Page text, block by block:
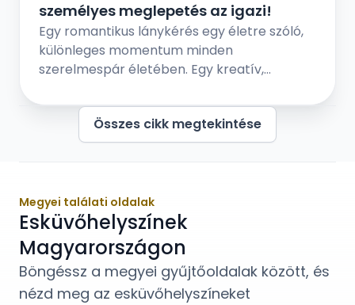
személyes meglepetés az igazi!
Egy romantikus lánykérés egy életre szóló,
különleges momentum minden
szerelmespár életében. Egy kreatív,
emlékezetessebbé tehető.
Összes cikk megtekintése
Megyei találati oldalak
Esküvőhelyszínek
Magyarországon
Böngéssz a megyei gyűjtőoldalak között, és
nézd meg az esküvőhelyszíneket